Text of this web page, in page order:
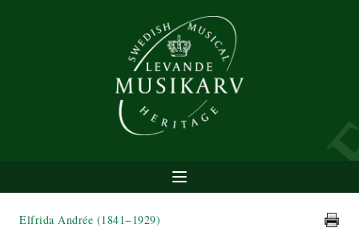
Elfrida Andrée (1841−1929)